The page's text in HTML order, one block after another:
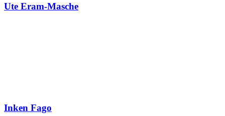
Ute Eram-Masche
Inken Fago